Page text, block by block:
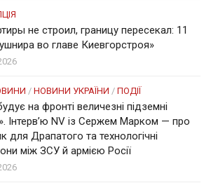
не строил, границу пересекал: 11
во главе Киевгорстроя»
/ НОВИНИ УКРАЇНИ / ПОДІЇ
на фронті величезні підземні
Інтерв’ю NV із Сержем Марком — про
для Драпатого та технологічні
між ЗСУ й армією Росії